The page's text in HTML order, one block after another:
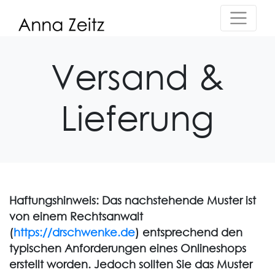
Versand &
Lieferung
Haftungshinweis: Das nachstehende Muster ist
von einem Rechtsanwalt
(https://drschwenke.de) entsprechend den
typischen Anforderungen eines Onlineshops
erstellt worden. Jedoch sollten Sie das Muster